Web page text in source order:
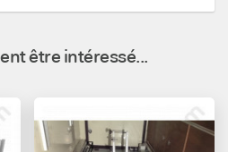
être intéressé...